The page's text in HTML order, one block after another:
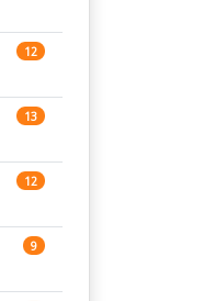
12
13
12
9